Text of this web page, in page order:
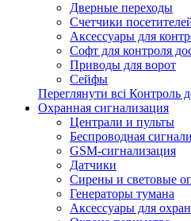
Дверные переходы
Счетчики
Аксессуары для
Софт для контроля
Приводы для ворот
Сейфы
Переглянути всі Контроль
Охранная сигнализация
Централи и пульты
Беспроводная
GSM-сигнализация
Датчики
Сирены и световые
Генераторы тумана
Аксессуары для